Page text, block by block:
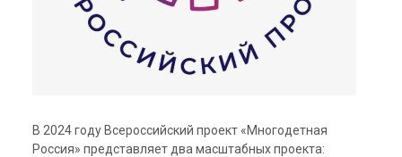
В 2024 году Всероссийский проект «Многодетная
Россия» представляет два масштабных проекта: